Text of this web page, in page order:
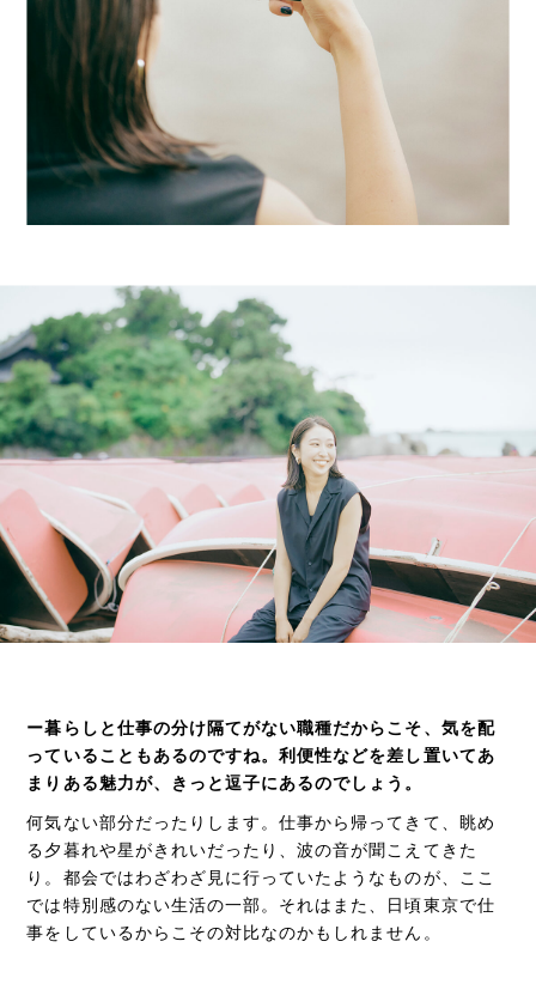
ー暮らしと仕事の分け隔てがない職種だからこそ、気を配
っていることもあるのですね。利便性などを差し置いてあ
まりある魅力が、きっと逗子にあるのでしょう。
何気ない部分だったりします。仕事から帰ってきて、眺め
る夕暮れや星がきれいだったり、波の音が聞こえてきた
り。都会ではわざわざ見に行っていたようなものが、ここ
では特別感のない生活の一部。それはまた、日頃東京で仕
事をしているからこその対比なのかもしれません。